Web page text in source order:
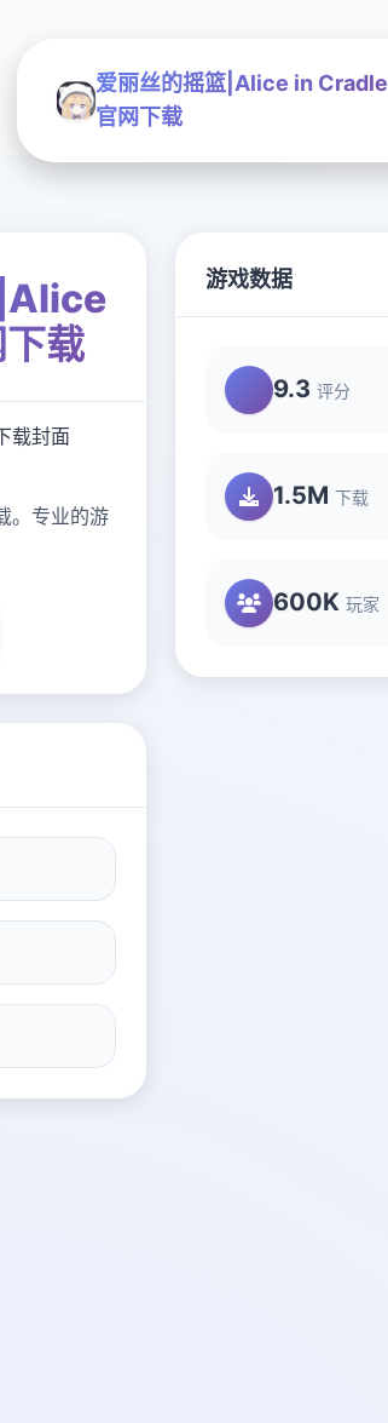
爱丽丝的摇篮|Alice in Cradle
官网下载
载
。专业的游
游戏数据
9.3 评分
1.5M 下载
600K 玩家